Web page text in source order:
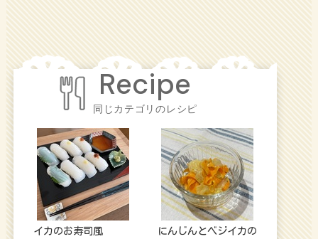
同じカテゴリのレシピ
イカのお寿司風
にんじんとベジイカの